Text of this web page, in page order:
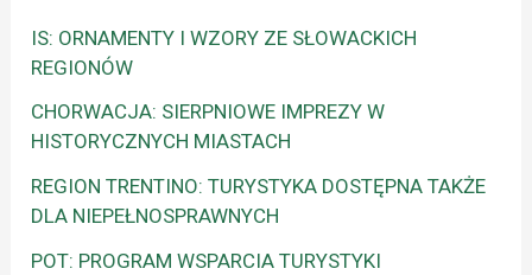
IS: ORNAMENTY I WZORY ZE SŁOWACKICH
REGIONÓW
CHORWACJA: SIERPNIOWE IMPREZY W
HISTORYCZNYCH MIASTACH
REGION TRENTINO: TURYSTYKA DOSTĘPNA TAKŻE
DLA NIEPEŁNOSPRAWNYCH
POT: PROGRAM WSPARCIA TURYSTYKI